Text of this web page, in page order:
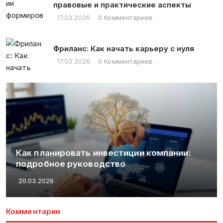
правовые и практические аспекты
17.03.2026 0 Комментариев
Фриланс: Как начать карьеру с нуля
17.03.2026 0 Комментариев
Как планировать инвестиции компании:
подробное руководство
20.03.2026
Комментарии